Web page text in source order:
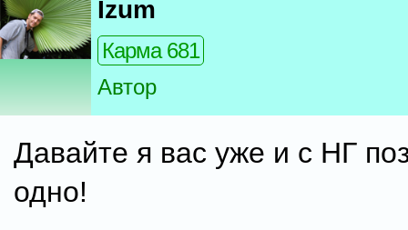
Izum
Карма 681
Автор
Давайте я вас уже и с НГ
одно!